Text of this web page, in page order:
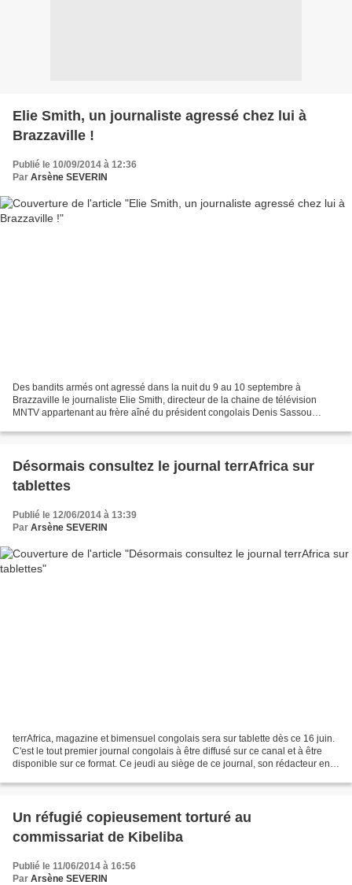
Elie Smith, un journaliste agressé chez lui à
Brazzaville !
Publié le 10/09/2014 à 12:36
Par Arsène SEVERIN
Des bandits armés ont agressé dans la nuit du 9 au 10 septembre à
Brazzaville le journaliste Elie Smith, directeur de la chaine de télévision
MNTV appartenant au frère aîné du président congolais Denis Sassou
Désormais consultez le journal terrAfrica sur
tablettes
Publié le 12/06/2014 à 13:39
Par Arsène SEVERIN
terrAfrica, magazine et bimensuel congolais sera sur tablette dès ce 16 juin.
C'est le tout premier journal congolais à être diffusé sur ce canal et à être
disponible sur ce format. Ce jeudi au siège de ce journal, son rédacteur en
Un réfugié copieusement torturé au
commissariat de Kibeliba
Publié le 11/06/2014 à 16:56
Par Arsène SEVERIN